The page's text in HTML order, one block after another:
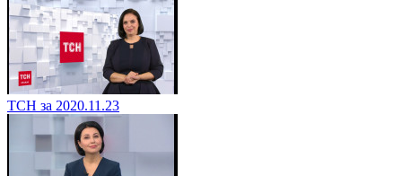
ТСН за 2020.11.23